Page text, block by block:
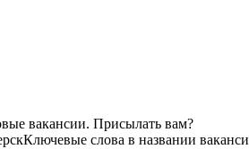
вакансии. Присылать вам?
Ключевые слова в названии